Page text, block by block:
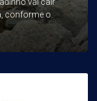
conforme o